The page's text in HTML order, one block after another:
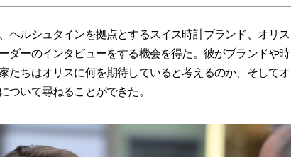
ヘルシュタインを拠点とするスイス時計ブランド、オリス
ダーのインタビューをする機会を得た。彼がブランドや時
たちはオリスに何を期待していると考えるのか、そしてオ
ついて尋ねることができた。